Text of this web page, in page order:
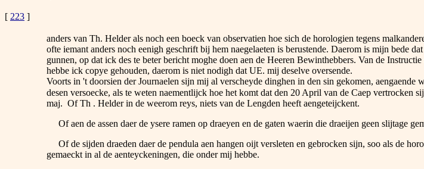
[ 223 ]
anders van Th. Helder als noch een boeck van observatien hoe sich de horologien tegens
ofte iemant anders noch eenigh geschrift bij hem naegelaeten is berustende. Daerom is mijn bede
gunnen, op dat ick des te beter bericht moghe doen aen de Heeren Bewinthebbers. Van de
hebbe ick copye gehouden, daerom is niet nodigh dat UE. mij deselve oversende.
Voorts in 't doorsien der Journaelen sijn mij al verscheyde dinghen in den sin gekomen,
desen versoecke, als te weten naementlijck hoe het komt dat den 20 April van de Caep vertrocken
maj. Of Th . Helder in de weerom reys, niets van de Lengden heeft aengeteijckent.
Of aen de assen daer de ysere ramen op draeyen en de gaten waerin die draeijen geen slijtage
Of de sijden draeden daer de pendula aen hangen oijt versleten en gebrocken sijn, soo als de
gemaeckt in al de aenteyckeningen, die onder mij hebbe.